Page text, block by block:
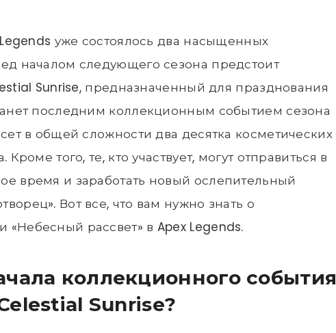
уже состоялось два насыщенных
началом следующего сезона предстоит
Sunrise, предназначенный для празднования
последним коллекционным событием сезона
в общей сложности два десятка косметических
того, те, кто участвует, могут отправиться в
время и заработать новый ослепительный
Вот все, что вам нужно знать о
рассвет» в Apex Legends.
коллекционного события
Sunrise?